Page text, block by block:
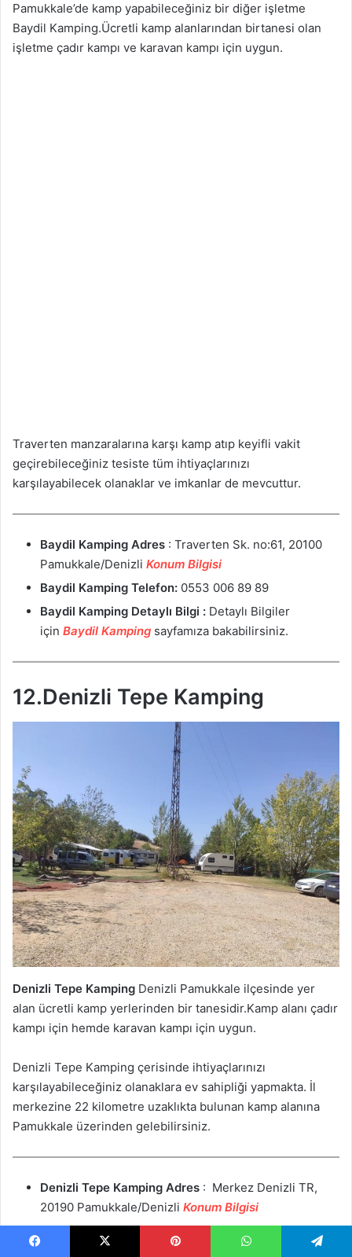
Pamukkale’de kamp yapabileceğiniz bir diğer işletme
Baydil Kamping.Ücretli kamp alanlarından birtanesi olan
işletme çadır kampı ve karavan kampı için uygun.
Traverten manzaralarına karşı kamp atıp keyifli vakit
geçirebileceğiniz tesiste tüm ihtiyaçlarınızı
karşılayabilecek olanaklar ve imkanlar de mevcuttur.
Baydil Kamping Adres : Traverten Sk. no:61, 20100
Pamukkale/Denizli Konum Bilgisi
Baydil Kamping Telefon: 0553 006 89 89
Baydil Kamping Detaylı Bilgi : Detaylı Bilgiler
için Baydil Kamping sayfamıza bakabilirsiniz.
12.Denizli Tepe Kamping
Denizli Tepe Kamping Denizli Pamukkale ilçesinde yer
alan ücretli kamp yerlerinden bir tanesidir.Kamp alanı çadır
kampı için hemde karavan kampı için uygun.
Denizli Tepe Kamping çerisinde ihtiyaçlarınızı
karşılayabileceğiniz olanaklara ev sahipliği yapmakta. İl
merkezine 22 kilometre uzaklıkta bulunan kamp alanına
Pamukkale üzerinden gelebilirsiniz.
Denizli Tepe Kamping Adres : Merkez Denizli TR,
20190 Pamukkale/Denizli Konum Bilgisi
Denizli Tepe Kamping Telefon:0532 614 53 48